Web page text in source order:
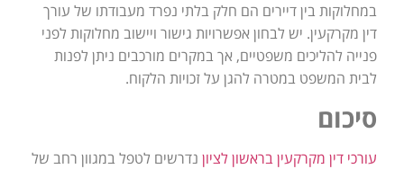
במחלוקות בין דיירים הם חלק בלתי נפרד מעבודתו של עורך
דין מקרקעין. יש לבחון אפשרויות גישור ויישוב מחלוקות לפני
פנייה להליכים משפטיים, אך במקרים מורכבים ניתן לפנות
לבית המשפט במטרה להגן על זכויות הלקוח.
סיכום
עורכי דין מקרקעין בראשון לציון נדרשים לטפל במגוון רחב של